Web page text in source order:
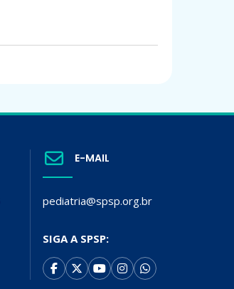
E-MAIL
pediatria@spsp.org.br
SIGA A SPSP: